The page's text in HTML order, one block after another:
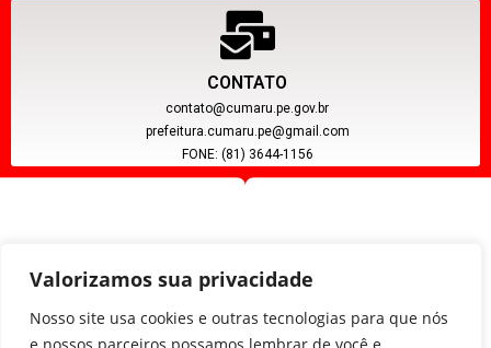
Valorizamos sua privacidade
Nosso site usa cookies e outras tecnologias para que nós
CONTATO
contato@cumaru.pe.gov.br
prefeitura.cumaru.pe@gmail.com
FONE: (81) 3644-1156